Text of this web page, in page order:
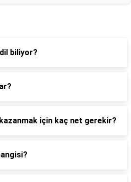
biliyor?
için kaç net gerekir?